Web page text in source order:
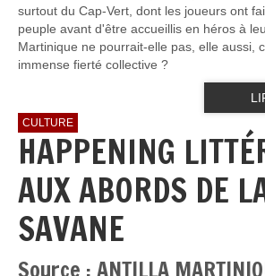
surtout du Cap-Vert, dont les joueurs ont
peuple avant d'être accueillis en héros à
Martinique ne pourrait-elle pas, elle aussi,
immense fierté collective ?
CULTURE
HAPPENING
AUX ABORDS DE
SAVANE